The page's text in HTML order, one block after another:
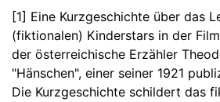
[1] Eine Kurzgeschichte über das
(fiktionalen) Kinderstars in der
der österreichische Erzähler
"Hänschen", einer seiner 1921
Die Kurzgeschichte schildert das